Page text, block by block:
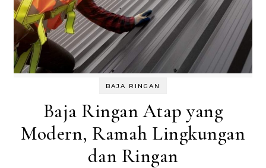
BAJA RINGAN
Baja Ringan Atap yang
Modern, Ramah Lingkungan
dan Ringan